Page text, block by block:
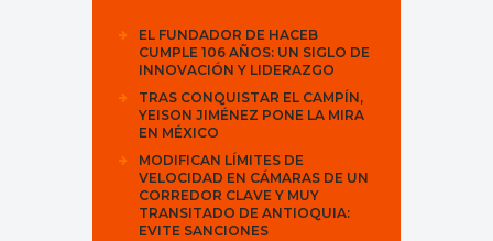
EL FUNDADOR DE HACEB
CUMPLE 106 AÑOS: UN SIGLO DE
INNOVACIÓN Y LIDERAZGO
TRAS CONQUISTAR EL CAMPÍN,
YEISON JIMÉNEZ PONE LA MIRA
EN MÉXICO
MODIFICAN LÍMITES DE
VELOCIDAD EN CÁMARAS DE UN
CORREDOR CLAVE Y MUY
TRANSITADO DE ANTIOQUIA:
EVITE SANCIONES